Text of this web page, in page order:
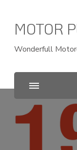
MOTOR
Wonderfull